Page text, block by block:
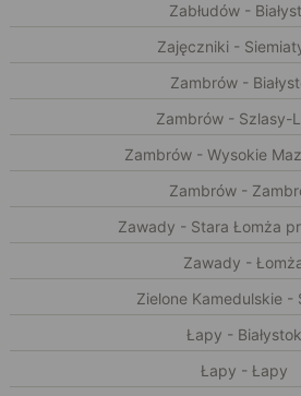
Zabłudów -
Zajęczniki -
Zambrów -
Zambrów - Szlasy-
Zambrów - Wysokie
Zambrów -
Zawady - Stara Łomża
Zawady -
Zielone Kamedulskie -
Łapy - Białystok
Łapy - Łapy